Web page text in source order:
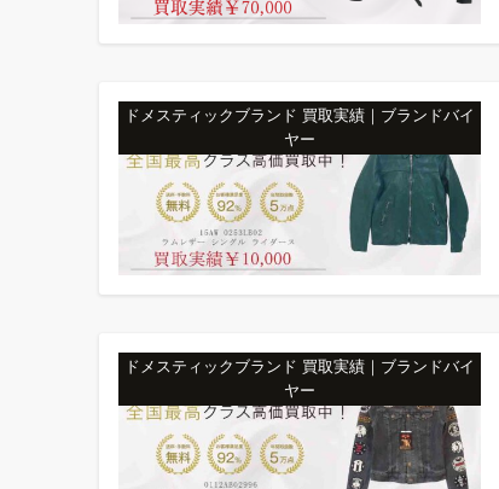
ドメスティックブランド 買取実績｜ブランドバイ
ヤー
ドメスティックブランド 買取実績｜ブランドバイ
ヤー